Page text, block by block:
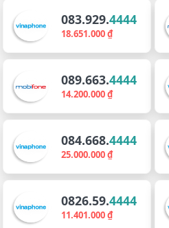
083.929.4444
18.651.000 ₫
089.663.4444
14.200.000 ₫
084.668.4444
25.000.000 ₫
0826.59.4444
11.401.000 ₫